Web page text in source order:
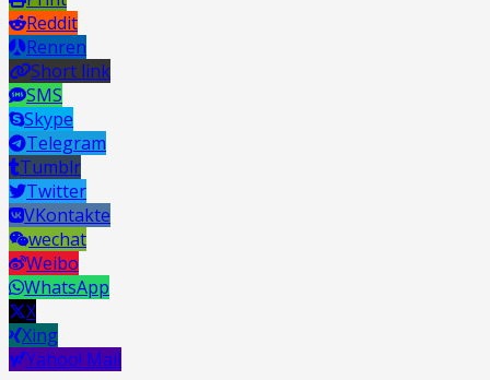
Reddit
Renren
Short link
SMS
Skype
Telegram
Tumblr
Twitter
VKontakte
wechat
Weibo
WhatsApp
X
Xing
Yahoo! Mail